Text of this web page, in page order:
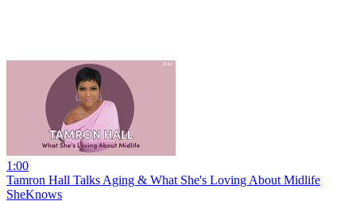
1:00
Tamron Hall Talks Aging & What She's Loving About Midlife
SheKnows